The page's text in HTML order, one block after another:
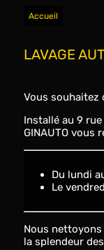
Accueil
LAVAGE
Vous souhaitez
Installé au 9
GINAUTO vous
du lundi
le
Nous
la splendeur